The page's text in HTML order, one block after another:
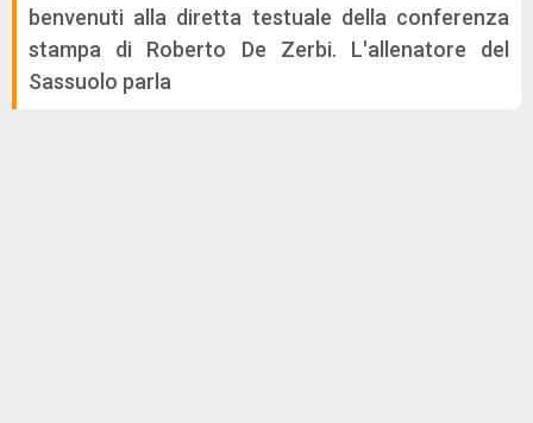
benvenuti alla diretta testuale della conferenza
stampa di Roberto De Zerbi. L'allenatore del
Sassuolo parla